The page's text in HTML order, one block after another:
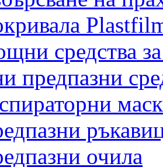
средства
предпазни
очила